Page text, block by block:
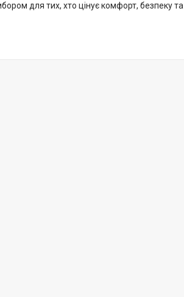
для тих, хто цінує комфорт, безпеку та